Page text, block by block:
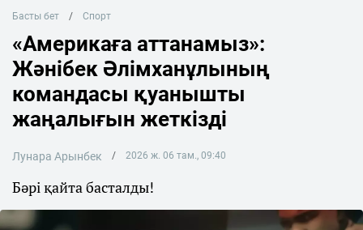
Басты бет Спорт
«Америкаға аттанамыз»:
Жәнібек Әлімханұлының
командасы қуанышты
жаңалығын жеткізді
Лунара Арынбек 2026 ж. 06 там., 09:40
Бәрі қайта басталды!